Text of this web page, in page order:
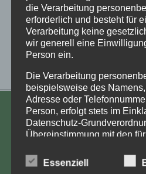
Der jährliche
Verschickungskinder hat
Videokongress mit ca
erfolgreich stattgefunden.
KONTAKT
Aufarbeitung und
Kinderverschickung e.V.
Anja Röhl
die Verarbeitung
erforderlich und besteht für
Verarbeitung keine
wir generell eine
Person ein.
Die Verarbeitung
beispielsweise des
Adresse oder
Person, erfolgt stets im
Datenschutz-
Übereinstimmung mit den
Mittels dieser
Unternehmen die
Essenziell